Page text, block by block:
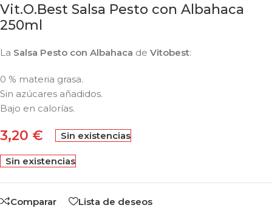
Vit.O.Best Salsa Pesto con Albahaca
250ml
La Salsa Pesto con Albahaca de Vitobest:
0 % materia grasa.
Sin azúcares añadidos.
Bajo en calorías.
3,20 € Sin existencias
Sin existencias
Comparar Lista de deseos